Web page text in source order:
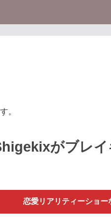
。
がブレ
恋愛リアリティーショ